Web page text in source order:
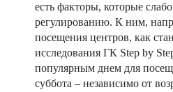
есть факторы, которые
регулированию. К ним,
посещения центров, как
исследования ГК Step by
популярным днем для
суббота – независимо от